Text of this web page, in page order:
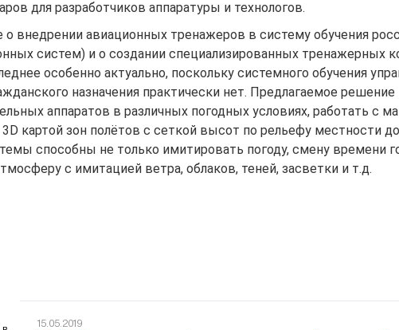
для разработчиков аппаратуры и технологов.
внедрении авиационных тренажеров в систему обучения
систем) и о создании специализированных тренажерных
особенно актуально, поскольку системного обучения
назначения практически нет. Предлагаемое решение
аппаратов в различных погодных условиях, работать с
картой зон полётов с сеткой высот по рельефу местности
способны не только имитировать погоду, смену времени
с имитацией ветра, облаков, теней, засветки и т.д.
15.05.2019